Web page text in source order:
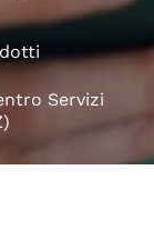
Servizi